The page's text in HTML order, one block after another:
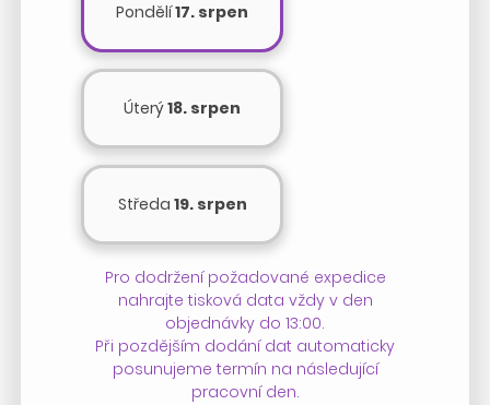
Pondělí17. srpen
Úterý18. srpen
Středa 19. srpen
Pro dodržení požadované expedice
nahrajte tisková data vždy v den
objednávky do 13:00.
Při pozdějším dodání dat automaticky
posunujeme termín na následující
pracovní den.